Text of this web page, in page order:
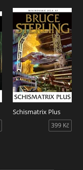
Schismatrix Plus
399 Kč